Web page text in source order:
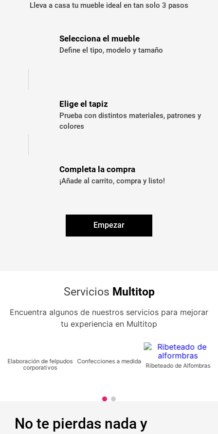
Lleva a casa tu mueble ideal en tan solo 3 pasos
Selecciona el mueble
Define el tipo, modelo y tamaño
Elige el tapiz
Prueba con distintos materiales, patrones y
colores
Completa la compra
¡Añade al carrito, compra y listo!
Empezar
Servicios Multitop
Encuentra algunos de nuestros servicios para mejorar
tu experiencia en Multitop
No te pierdas nada y